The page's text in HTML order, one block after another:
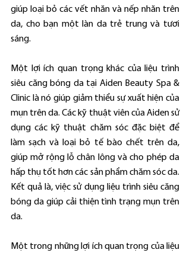
giúp loại bỏ các vết nhăn và nếp nhăn trên
da, cho bạn một làn da trẻ trung và tươi
sáng.
Một lợi ích quan trọng khác của liệu trình
siêu căng bóng da tại Aiden Beauty Spa &
Clinic là nó giúp giảm thiểu sự xuất hiện của
mụn trên da. Các kỹ thuật viên của Aiden sử
dụng các kỹ thuật chăm sóc đặc biệt để
làm sạch và loại bỏ tế bào chết trên da,
giúp mở rộng lỗ chân lông và cho phép da
hấp thụ tốt hơn các sản phẩm chăm sóc da.
Kết quả là, việc sử dụng liệu trình siêu căng
bóng da giúp cải thiện tình trạng mụn trên
da.
Một trong những lợi ích quan trọng của liệu